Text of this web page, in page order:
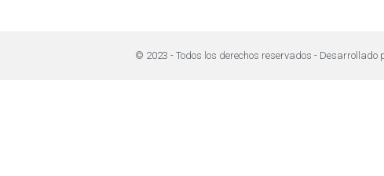
© 2023 - Todos los derechos reservados - Desarrollado